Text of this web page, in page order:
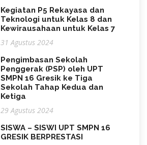
Kegiatan P5 Rekayasa dan
Teknologi untuk Kelas 8 dan
Kewirausahaan untuk Kelas 7
31 Agustus 2024
Pengimbasan Sekolah
Penggerak (PSP) oleh UPT
SMPN 16 Gresik ke Tiga
Sekolah Tahap Kedua dan
Ketiga
29 Agustus 2024
SISWA – SISWI UPT SMPN 16
GRESIK BERPRESTASI